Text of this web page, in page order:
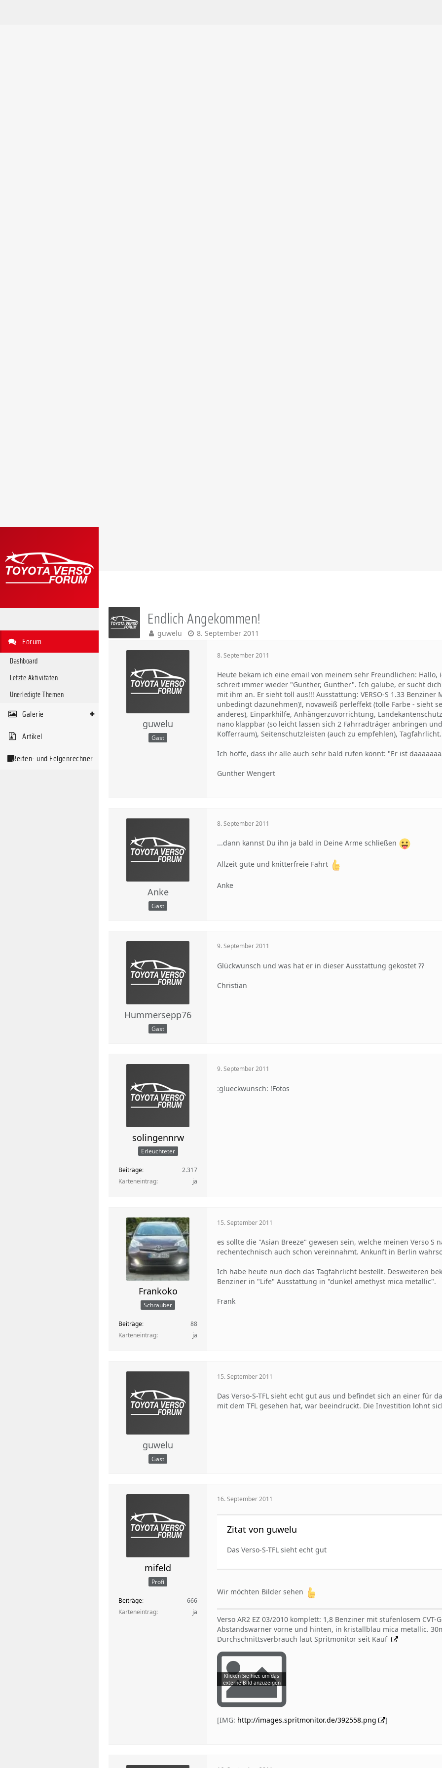
Forum
Dashboard
Letzte Aktivitäten
Unerledigte Themen
Galerie
Artikel
Reifen- und Felgenrechner
Endlich Angekommen!
guwelu 8. September 2011
guwelu
Gast
8. September 2011
Heute bekam ich eine email von meinem sehr Freundlichen:
schreit immer wieder "Gunther, Gunther". Ich galube, er sucht
mit ihm an. Er sieht toll aus!!! Ausstattung: VERSO-S 1.33
unbedingt dazunehmen)!, novaweiß perleffekt (tolle Farbe - sieht
anderes), Einparkhilfe, Anhängerzuvorrichtung,
nano klappbar (so leicht lassen sich 2 Fahrradträger anbringen
Kofferraum), Seitenschutzleisten (auch zu empfehlen),
Ich hoffe, dass ihr alle auch sehr bald rufen könnt: "Er ist
Gunther Wengert
Anke
Gast
8. September 2011
...dann kannst Du ihn ja bald in Deine Arme schließen
Allzeit gute und knitterfreie Fahrt
Anke
Hummersepp76
Gast
9. September 2011
Glückwunsch und was hat er in dieser Ausstattung gekostet ??
Christian
solingennrw
Erleuchteter
Beiträge
2.317
Karteneintrag
ja
9. September 2011
:glueckwunsch: !Fotos
Frankoko
Schrauber
Beiträge
88
Karteneintrag
ja
15. September 2011
es sollte die "Asian Breeze" gewesen sein, welche meinen Verso
rechentechnisch auch schon vereinnahmt. Ankunft in Berlin
Ich habe heute nun doch das Tagfahrlicht bestellt. Desweiteren
Benziner in "Life" Ausstattung in "dunkel amethyst mica metallic".
Frank
guwelu
Gast
15. September 2011
Das Verso-S-TFL sieht echt gut aus und befindet sich an einer für
mit dem TFL gesehen hat, war beeindruckt. Die Investition lohnt
mifeld
Profi
Beiträge
666
Karteneintrag
ja
16. September 2011
Zitat von guwelu
Das Verso-S-TFL sieht echt gut
Wir möchten Bilder sehen
Verso AR2 EZ 03/2010 komplett: 1,8 Benziner mit stufenlosem
Abstandswarner vorne und hinten, in kristallblau mica metallic.
Durchschnittsverbrauch laut Spritmonitor seit Kauf
[IMG: http://images.spritmonitor.de/392558.png ]